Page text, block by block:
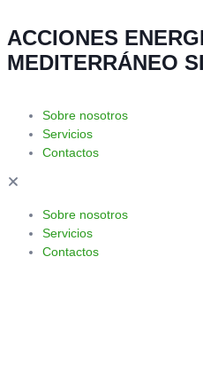
ACCIONES
MEDITERRÁNEO
Sobre nosotros
Servicios
Contactos
Sobre nosotros
Servicios
Contactos